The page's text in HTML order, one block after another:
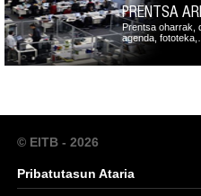
PRENTSA
Prentsa oharrak,
agenda, fototeka,…
© EITB - 2026
Pribatutasun Ataria